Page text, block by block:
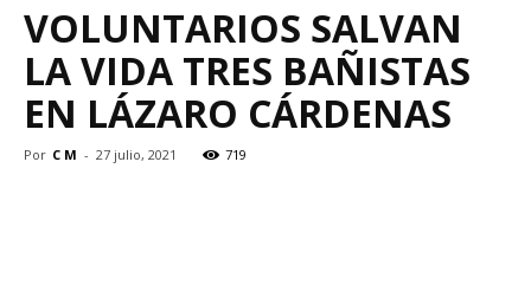
VOLUNTARIOS SALVAN
LA VIDA TRES BAÑISTAS
EN LÁZARO CÁRDENAS
Por C M - 27 julio, 2021 719